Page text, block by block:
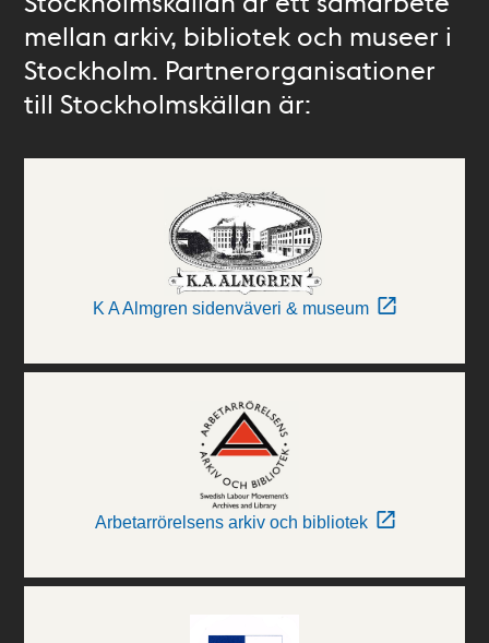
mellan arkiv, bibliotek och museer i
Stockholm. Partnerorganisationer
till Stockholmskällan är:
K A Almgren sidenväveri & museum
Arbetarrörelsens arkiv och bibliotek